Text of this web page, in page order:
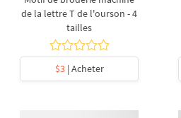
de la lettre T de l'ourson - 4
tailles
$3| Acheter